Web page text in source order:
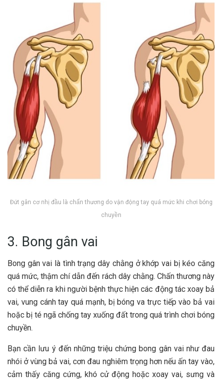
Đứt gân cơ nhị đầu là chấn thương do vận động tay quá mức khi chơi bóng
chuyền
3. Bong gân vai
Bong gân vai là tình trạng dây chằng ở khớp vai bị kéo căng
quá mức, thậm chí dẫn đến rách dây chằng. Chấn thương này
có thể diễn ra khi người bệnh thực hiện các động tác xoay bả
vai, vung cánh tay quá mạnh, bị bóng va trực tiếp vào bả vai
hoặc bị té ngã chống tay xuống đất trong quá trình chơi bóng
chuyền.
Bạn cần lưu ý đến những triệu chứng bong gân vai như đau
nhói ở vùng bả vai, cơn đau nghiêm trọng hơn nếu ấn tay vào,
cảm thấy căng cứng, khó cử động hoặc xoay vai, sưng và